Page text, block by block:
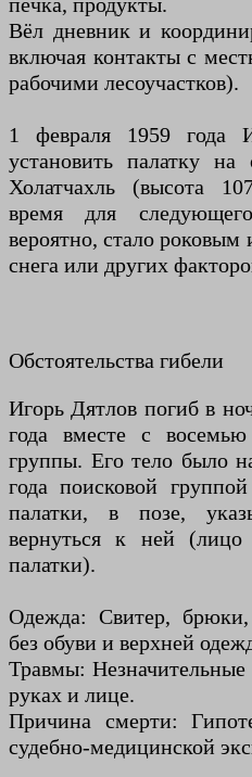
Вёл дневник и
включая контакты с
рабочими лесоучастков).
1 февраля 1959 года
установить палатку
Холатчахль (высота
время для
вероятно, стало роковым
снега или других
Обстоятельства гибели
Игорь Дятлов погиб в
года вместе с
группы. Его тело было
года поисковой
палатки, в позе,
вернуться к ней (лицо
палатки).
Одежда: Свитер, брюки,
без обуви и верхней
Травмы:
руках и лице.
Причина смерти:
судебно-медицинской